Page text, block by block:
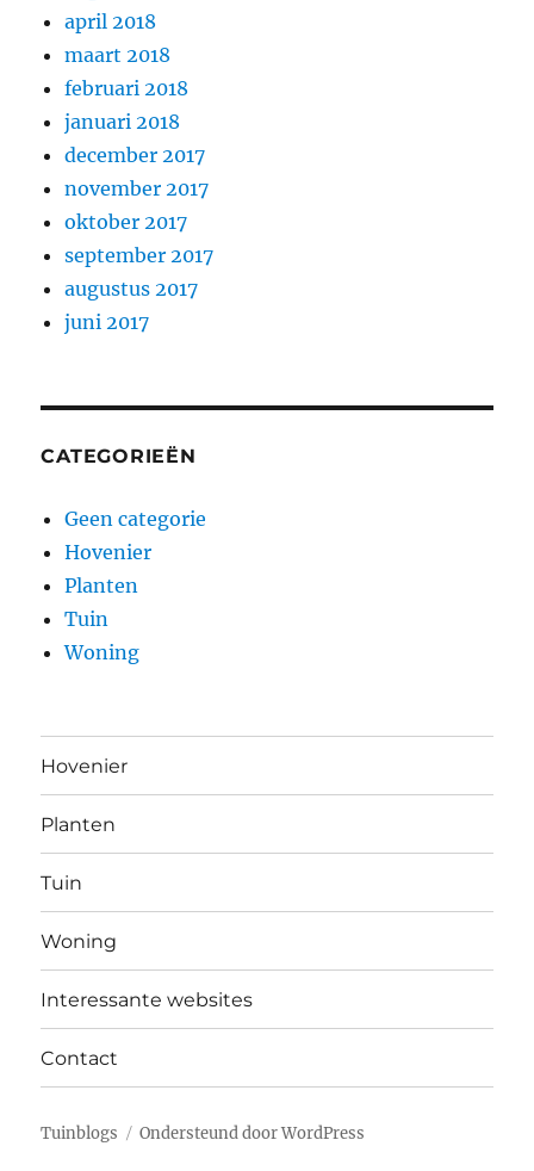
april 2018
maart 2018
februari 2018
januari 2018
december 2017
november 2017
oktober 2017
september 2017
augustus 2017
juni 2017
CATEGORIEËN
Geen categorie
Hovenier
Planten
Tuin
Woning
Hovenier
Planten
Tuin
Woning
Interessante websites
Contact
Tuinblogs Ondersteund door WordPress